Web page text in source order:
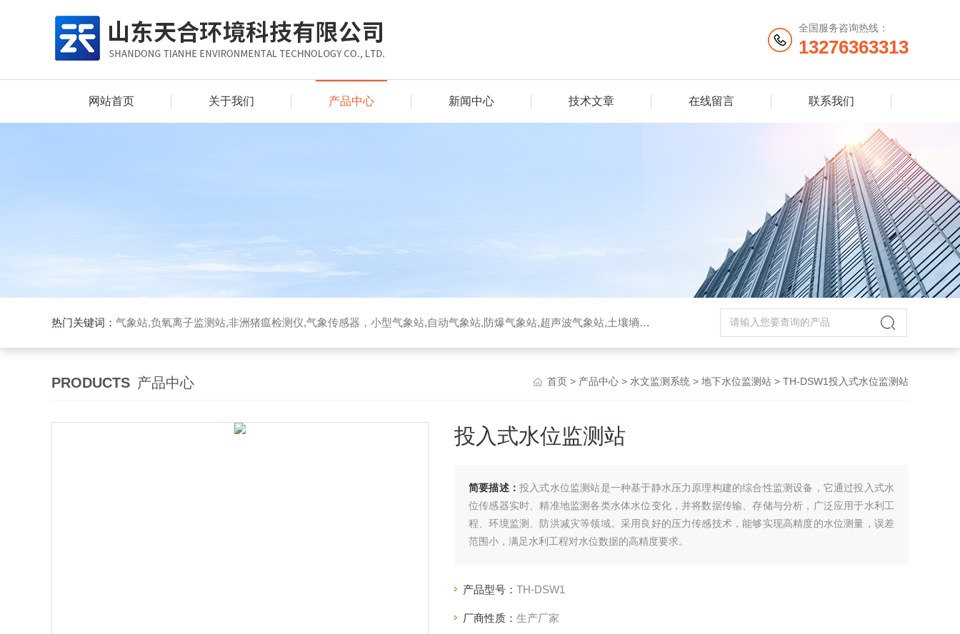
全国服务咨询热线：
13276363313
网站首页 关于我们 产品中心 新闻中心 技术文章 在线留言 联系我们
热门关键词： 气象站,负氧离子监测站,非洲猪瘟检测仪,气象传感器，小型气象站,自动气象站,防爆气象站,超声波气象站,土壤墒情监测站,便携气象站
PRODUCTS 产品中心 首页 > 产品中心 > 水文监测系统 > 地下水位监测站 > TH-DSW1投入式水位监测站
投入式水位监测站
简要描述： 投入式水位监测站是一种基于静水压力原理构建的综合性监测设备，它通过投入式水
位传感器实时、精准地监测各类水体水位变化，并将数据传输、存储与分析，广泛应用于水利工
程、环境监测、防洪减灾等领域。采用良好的压力传感技术，能够实现高精度的水位测量，误差
范围小，满足水利工程对水位数据的高精度要求。
产品型号： TH-DSW1
厂商性质： 生产厂家